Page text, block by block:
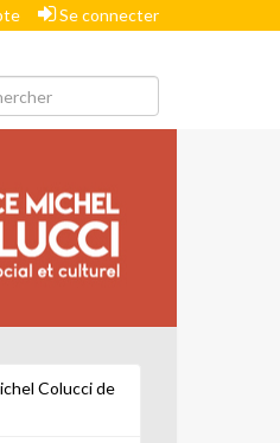
Se connecter
Colucci de